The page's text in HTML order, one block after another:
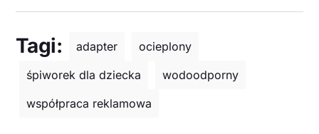
Tagi: adapter
ocieplony
śpiworek dla dziecka
wodoodporny
współpraca reklamowa